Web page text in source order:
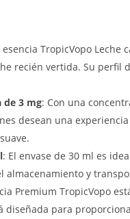
esencia TropicVopo
recién vertida. Su perfil
de 3 mg: Con una
desean una
: El envase de 30 ml es
almacenamiento y
Premium TropicVopo
diseñada para